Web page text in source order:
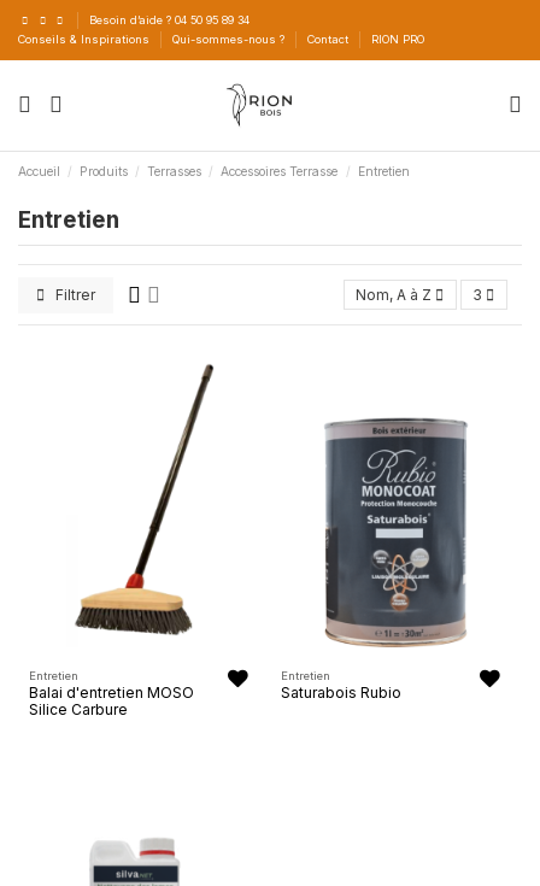
Besoin d’aide ? 04 50 95 89 34
Conseils & Inspirations
Qui-sommes-nous ? Contact RION PRO
Accueil Produits Terrasses Accessoires Terrasse Entretien
Entretien
Filtrer Nom, A à Z 3
Entretien
Balai d'entretien MOSO
Silice Carbure
Entretien
Saturabois Rubio